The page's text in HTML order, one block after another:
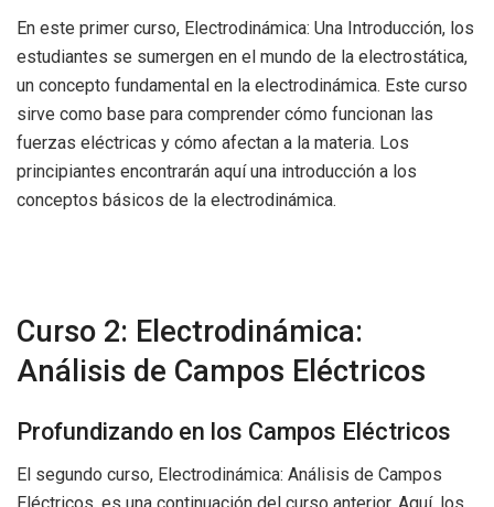
En este primer curso, Electrodinámica: Una Introducción, los
estudiantes se sumergen en el mundo de la electrostática,
un concepto fundamental en la electrodinámica. Este curso
sirve como base para comprender cómo funcionan las
fuerzas eléctricas y cómo afectan a la materia. Los
principiantes encontrarán aquí una introducción a los
conceptos básicos de la electrodinámica.
Curso 2: Electrodinámica:
Análisis de Campos Eléctricos
Profundizando en los Campos Eléctricos
El segundo curso, Electrodinámica: Análisis de Campos